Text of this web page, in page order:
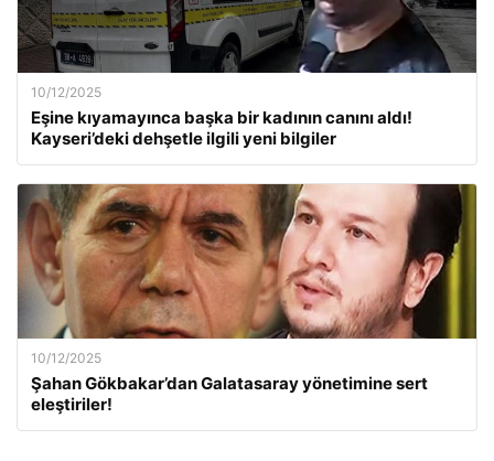
10/12/2025
Eşine kıyamayınca başka bir kadının canını aldı!
Kayseri’deki dehşetle ilgili yeni bilgiler
10/12/2025
Şahan Gökbakar’dan Galatasaray yönetimine sert
eleştiriler!